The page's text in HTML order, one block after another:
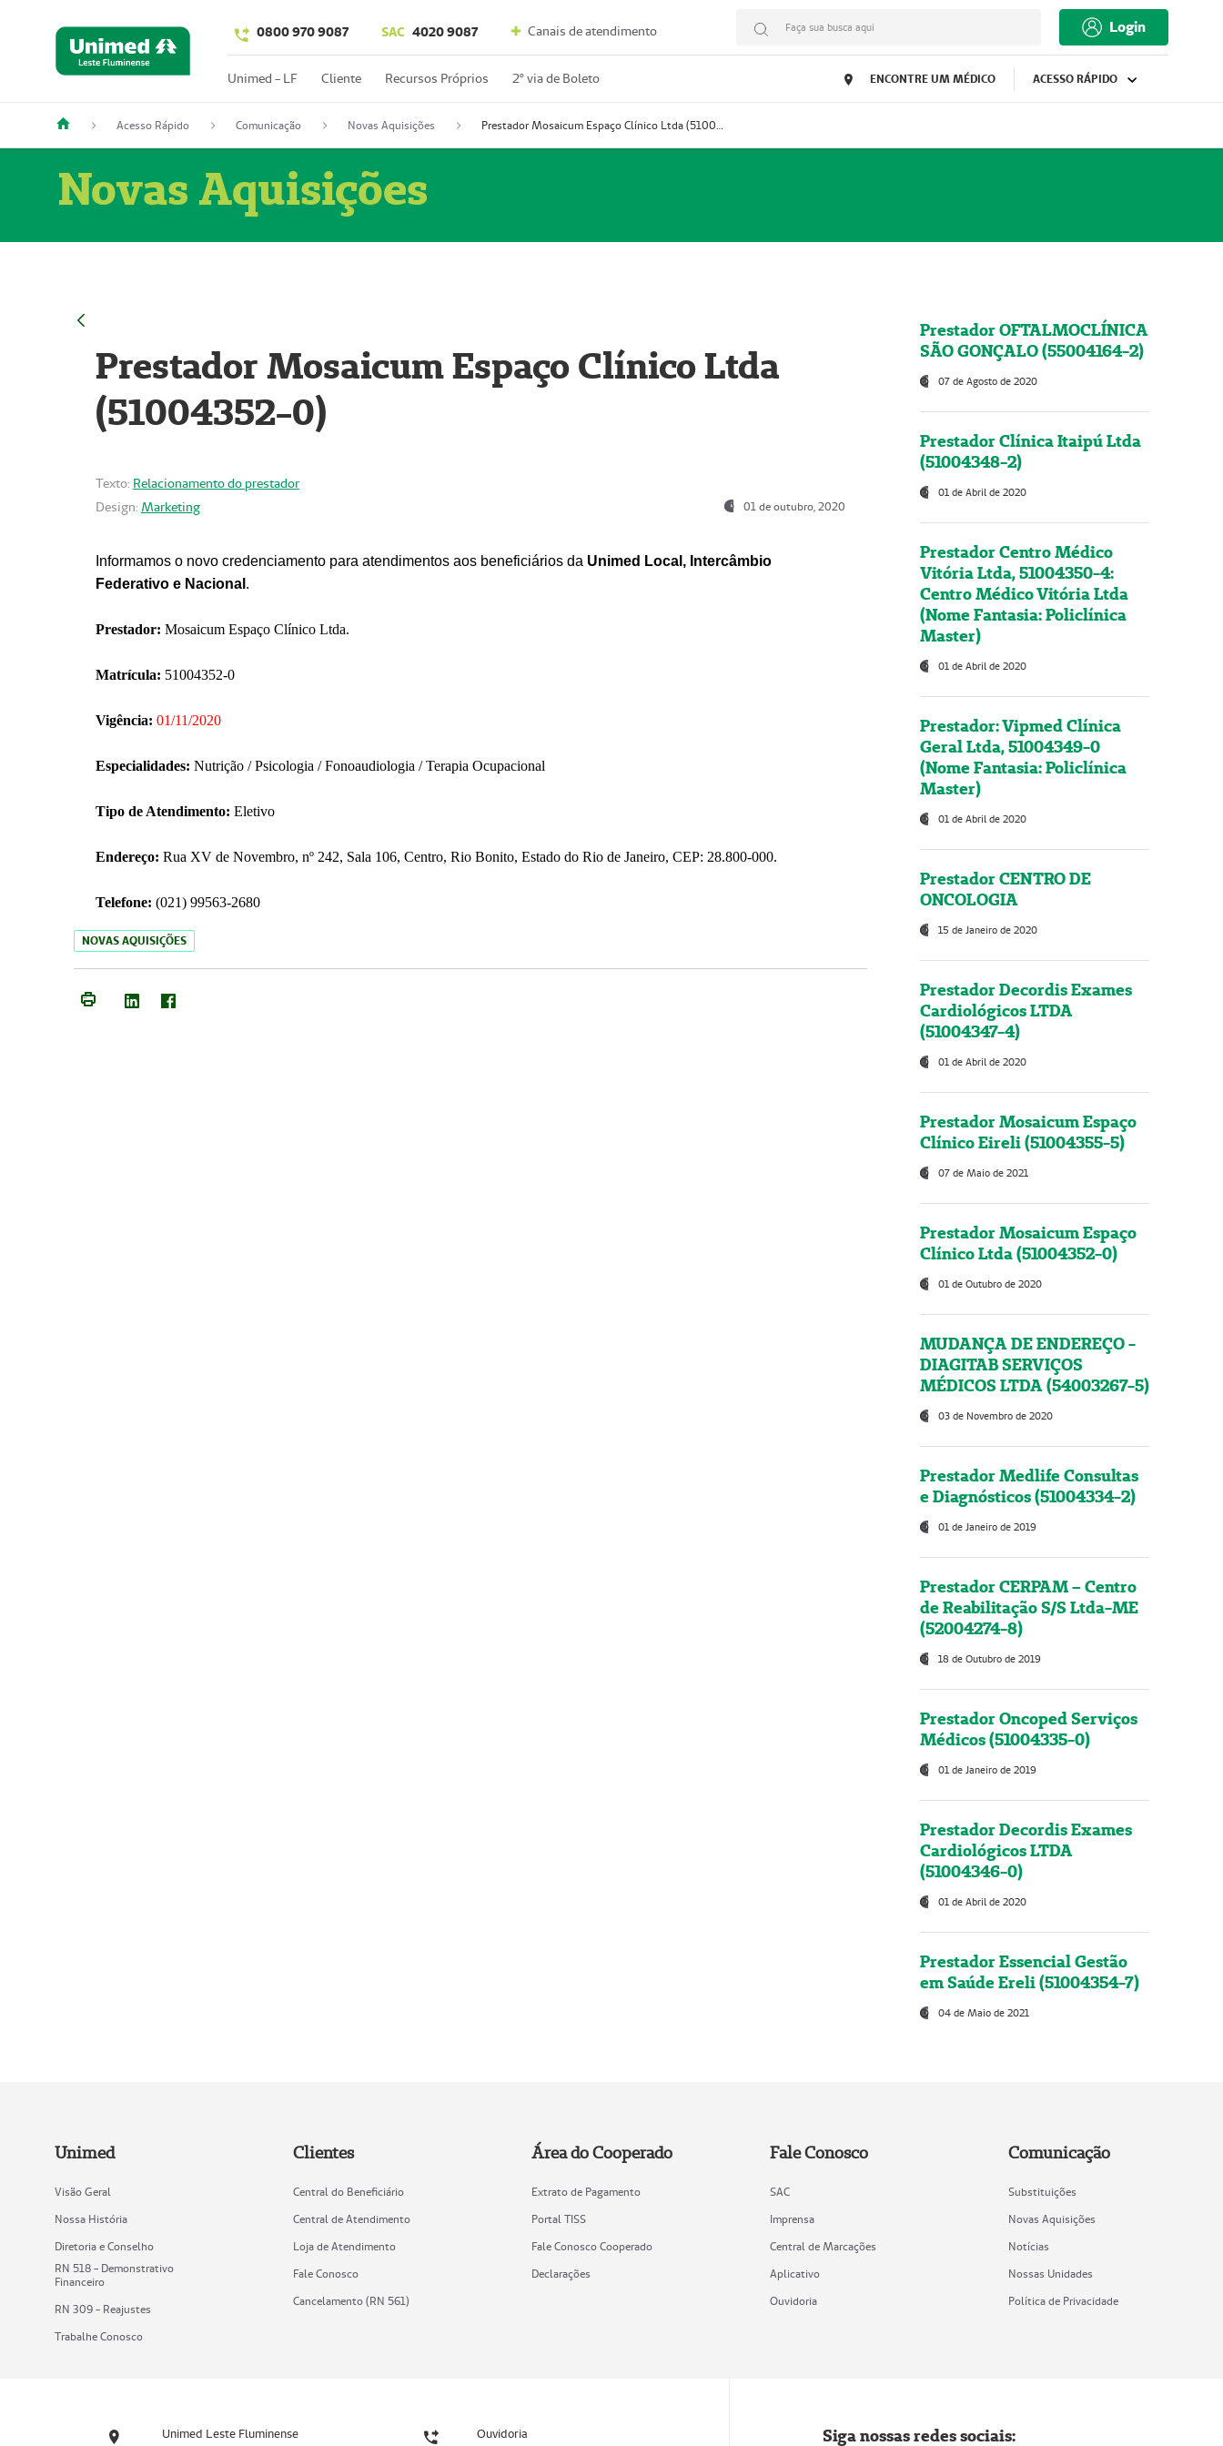
0800 970 9087 SAC 4020 9087 Canais de atendimento Faça sua busca aqui Login
Unimed - LF Cliente Recursos Próprios 2º via de Boleto ENCONTRE UM MÉDICO ACESSO RÁPIDO
Acesso Rápido Comunicação Novas Aquisições Prestador Mosaicum Espaço Clínico Ltda (51004352-0)
Novas Aquisições
Prestador Mosaicum Espaço Clínico Ltda
(51004352-0)
Texto: Relacionamento do prestador
Design: Marketing 01 de outubro, 2020
Informamos o novo credenciamento para atendimentos aos beneficiários da Unimed Local, Intercâmbio
Federativo e Nacional .
Prestador: Mosaicum Espaço Clínico Ltda.
Matrícula: 51004352-0
Vigência: 01/11/2020
Especialidades: Nutrição / Psicologia / Fonoaudiologia / Terapia Ocupacional
Tipo de Atendimento: Eletivo
Endereço: Rua XV de Novembro, nº 242, Sala 106, Centro, Rio Bonito, Estado do Rio de Janeiro, CEP: 28.800-000.
Telefone: (021) 99563-2680
NOVAS AQUISIÇÕES
Prestador OFTALMOCLÍNICA
SÃO GONÇALO (55004164-2)
07 de Agosto de 2020
Prestador Clínica Itaipú Ltda
(51004348-2)
01 de Abril de 2020
Prestador Centro Médico
Vitória Ltda, 51004350-4:
Centro Médico Vitória Ltda
(Nome Fantasia: Policlínica
Master)
01 de Abril de 2020
Prestador: Vipmed Clínica
Geral Ltda, 51004349-0
(Nome Fantasia: Policlínica
Master)
01 de Abril de 2020
Prestador CENTRO DE
ONCOLOGIA
15 de Janeiro de 2020
Prestador Decordis Exames
Cardiológicos LTDA
(51004347-4)
01 de Abril de 2020
Prestador Mosaicum Espaço
Clínico Eireli (51004355-5)
07 de Maio de 2021
Prestador Mosaicum Espaço
Clínico Ltda (51004352-0)
01 de Outubro de 2020
MUDANÇA DE ENDEREÇO -
DIAGITAB SERVIÇOS
MÉDICOS LTDA (54003267-5)
03 de Novembro de 2020
Prestador Medlife Consultas
e Diagnósticos (51004334-2)
01 de Janeiro de 2019
Prestador CERPAM – Centro
de Reabilitação S/S Ltda-ME
(52004274-8)
18 de Outubro de 2019
Prestador Oncoped Serviços
Médicos (51004335-0)
01 de Janeiro de 2019
Prestador Decordis Exames
Cardiológicos LTDA
(51004346-0)
01 de Abril de 2020
Prestador Essencial Gestão
em Saúde Ereli (51004354-7)
04 de Maio de 2021
Unimed
Visão Geral
Nossa História
Diretoria e Conselho
RN 518 - Demonstrativo
Financeiro
RN 309 - Reajustes
Trabalhe Conosco
Clientes
Central do Beneficiário
Central de Atendimento
Loja de Atendimento
Fale Conosco
Cancelamento (RN 561)
Área do Cooperado
Extrato de Pagamento
Portal TISS
Fale Conosco Cooperado
Declarações
Fale Conosco
SAC
Imprensa
Central de Marcações
Aplicativo
Ouvidoria
Comunicação
Substituições
Novas Aquisições
Notícias
Nossas Unidades
Política de Privacidade
Unimed Leste Fluminense Ouvidoria Siga nossas redes sociais: